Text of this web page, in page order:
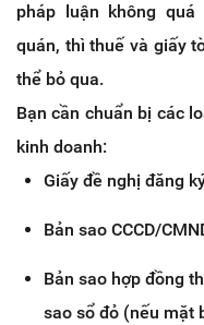
pháp luận không
quán, thì thuế và giấy
thể bỏ qua.
Bạn cần chuẩn bị các
kinh doanh:
Giấy đề nghị đăng
Bản sao CCCD/
Bản sao hợp đồng
sao sổ đỏ (nếu mặt